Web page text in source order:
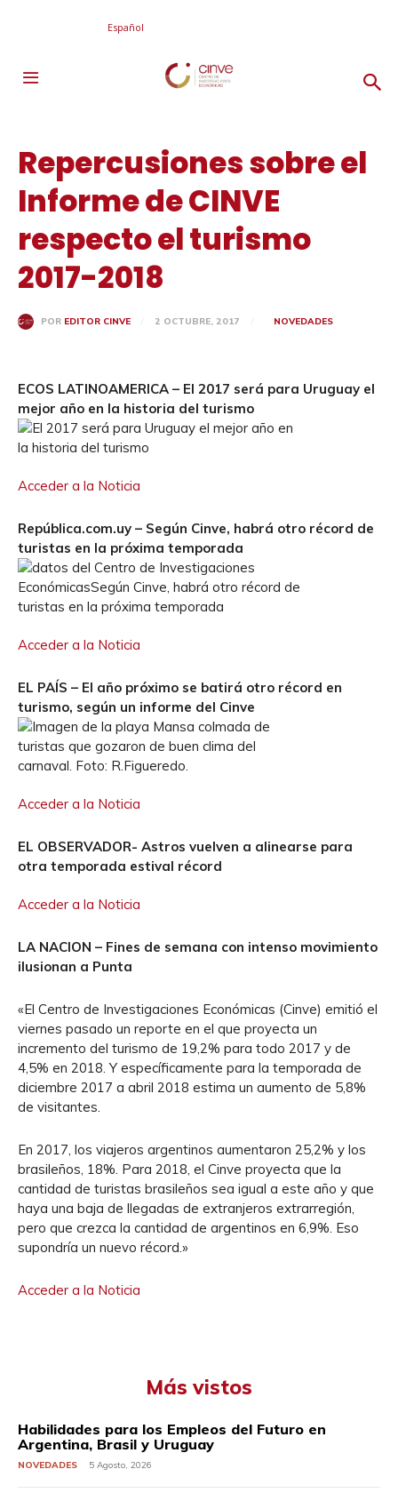
Español
Repercusiones sobre el
Informe de CINVE
respecto el turismo
2017-2018
POR EDITOR CINVE 2 OCTUBRE, 2017 NOVEDADES
ECOS LATINOAMERICA – El 2017 será para Uruguay el
mejor año en la historia del turismo
Acceder a la Noticia
República.com.uy – Según Cinve, habrá otro récord de
turistas en la próxima temporada
Acceder a la Noticia
EL PAÍS – El año próximo se batirá otro récord en
turismo, según un informe del Cinve
Acceder a la Noticia
EL OBSERVADOR- Astros vuelven a alinearse para
otra temporada estival récord
Acceder a la Noticia
LA NACION – Fines de semana con intenso movimiento
ilusionan a Punta
«El Centro de Investigaciones Económicas (Cinve) emitió el
viernes pasado un reporte en el que proyecta un
incremento del turismo de 19,2% para todo 2017 y de
4,5% en 2018. Y específicamente para la temporada de
diciembre 2017 a abril 2018 estima un aumento de 5,8%
de visitantes.
En 2017, los viajeros argentinos aumentaron 25,2% y los
brasileños, 18%. Para 2018, el Cinve proyecta que la
cantidad de turistas brasileños sea igual a este año y que
haya una baja de llegadas de extranjeros extrarregión,
pero que crezca la cantidad de argentinos en 6,9%. Eso
supondría un nuevo récord.»
Acceder a la Noticia
Más vistos
Habilidades para los Empleos del Futuro en
Argentina, Brasil y Uruguay
NOVEDADES 5 Agosto, 2026